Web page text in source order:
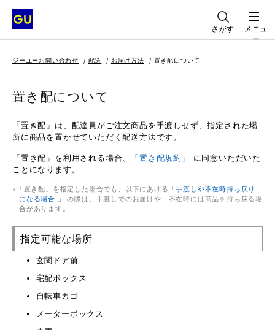
さがす
メニュ
ー
ジーユーお問い合わせ 配送 お届け方法 置き配について
置き配について
「置き配」は、配達員がご注文商品を手渡しせず、指定された場
所に商品を置かせていただく配送方法です。
「置き配」を利用される場合、 「置き配規約」
に同意いただいた
ことになります。
「置き配」を指定した場合でも、以下にあげる
「手渡しや不在時持ち戻り
になる場合 」
の際は、手渡しでのお届けや、不在時には商品を持ち戻る場
合があります。
指定可能な場所
玄関ドア前
宅配ボックス
自転車カゴ
メーターボックス